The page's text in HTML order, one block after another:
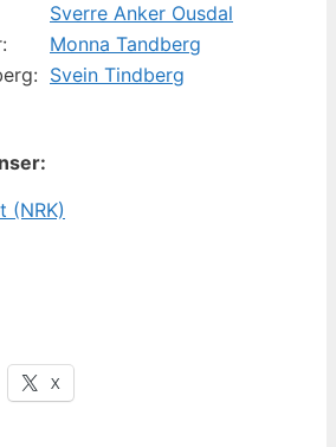
Sverre Anker Ousdal
Monna Tandberg
Svein Tindberg
(NRK)
X